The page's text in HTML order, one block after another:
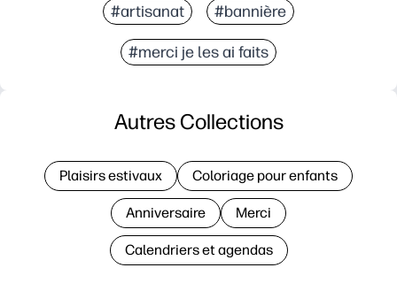
#artisanat #bannière
#merci je les ai faits
Autres Collections
Plaisirs estivaux Coloriage pour enfants
Anniversaire Merci
Calendriers et agendas